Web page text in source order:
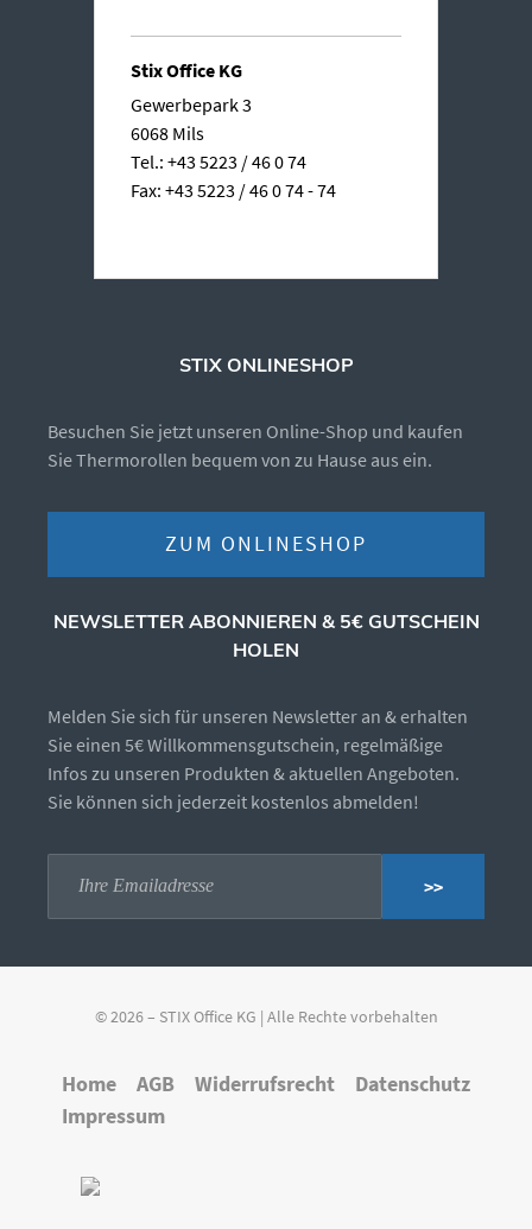
Stix Office KG
Gewerbepark 3
6068 Mils
Tel.: +43 5223 / 46 0 74
Fax: +43 5223 / 46 0 74 - 74
STIX ONLINESHOP
Besuchen Sie jetzt unseren Online-Shop und kaufen
Sie Thermorollen bequem von zu Hause aus ein.
ZUM ONLINESHOP
NEWSLETTER ABONNIEREN & 5€ GUTSCHEIN
HOLEN
Melden Sie sich für unseren Newsletter an & erhalten
Sie einen 5€ Willkommensgutschein, regelmäßige
Infos zu unseren Produkten & aktuellen Angeboten.
Sie können sich jederzeit kostenlos abmelden!
>>
© 2026 – STIX Office KG | Alle Rechte vorbehalten
Home AGB Widerrufsrecht
Datenschutz
Impressum